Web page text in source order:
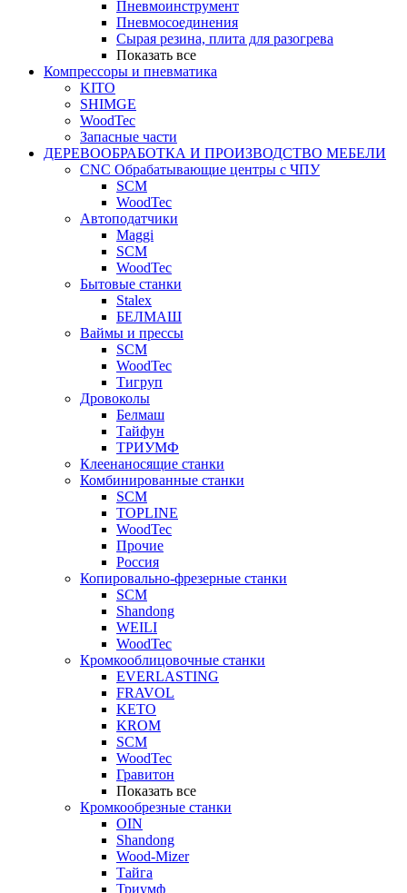
Пневмоинструмент
Пневмосоединения
Сырая резина, плита для разогрева
Показать все
Компрессоры и пневматика
KITO
SHIMGE
WoodTec
Запасные части
ДЕРЕВООБРАБОТКА И ПРОИЗВОДСТВО МЕБЕЛИ
CNC Обрабатывающие центры с ЧПУ
SCM
WoodTec
Автоподатчики
Maggi
SCM
WoodTec
Бытовые станки
Stalex
БЕЛМАШ
Ваймы и прессы
SCM
WoodTec
Тигруп
Дровоколы
Белмаш
Тайфун
ТРИУМФ
Клеенаносящие станки
Комбинированные станки
SCM
TOPLINE
WoodTec
Прочие
Россия
Копировально-фрезерные станки
SCM
Shandong
WEILI
WoodTec
Кромкооблицовочные станки
EVERLASTING
FRAVOL
KETO
KROM
SCM
WoodTec
Гравитон
Показать все
Кромкообрезные станки
OIN
Shandong
Wood-Mizer
Тайга
Триумф